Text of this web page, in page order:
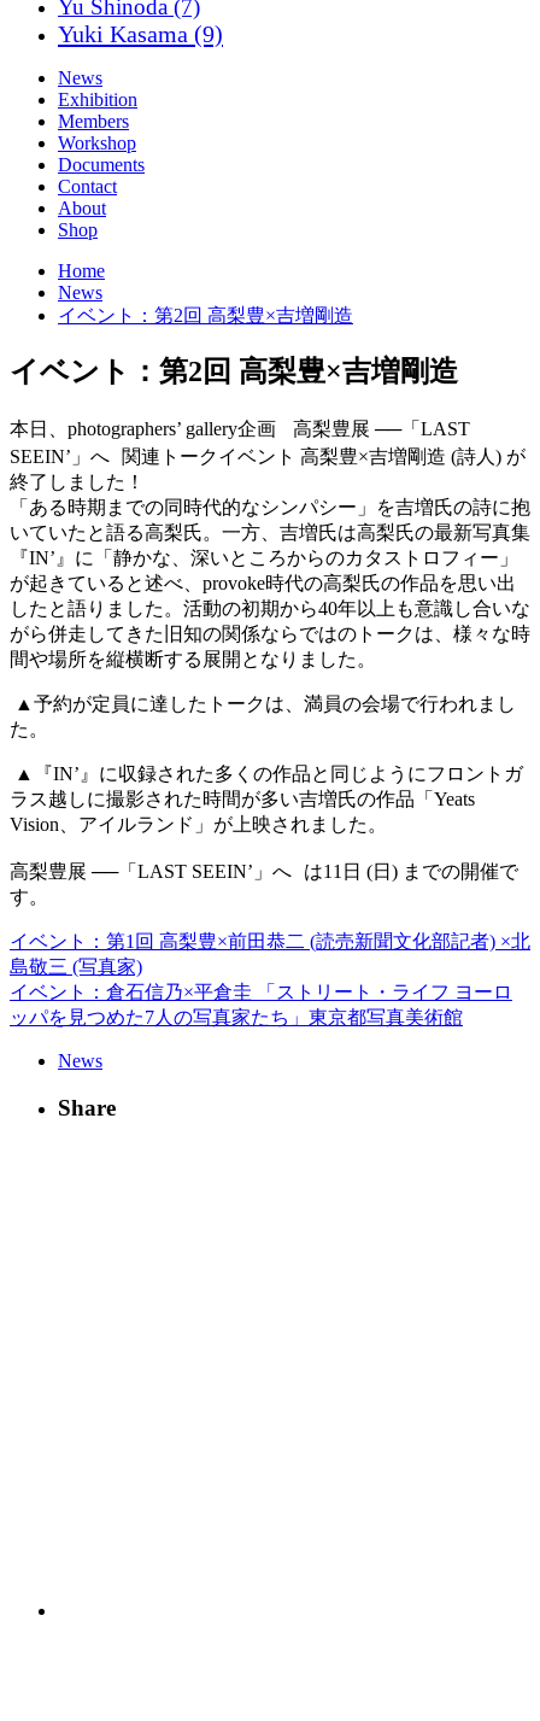
Yu Shinoda (7)
Yuki Kasama (9)
News
Exhibition
Members
Workshop
Documents
Contact
About
Shop
Home
News
イベント：第2回 高梨豊×吉増剛造
イベント：第2回 高梨豊×吉増剛造
本日、photographers’ gallery企画 高梨豊展 ──「LAST
SEEIN’」へ 関連トークイベント 高梨豊×吉増剛造 (詩人) が
終了しました！
「ある時期までの同時代的なシンパシー」を吉増氏の詩に抱
いていたと語る高梨氏。一方、吉増氏は高梨氏の最新写真集
『IN’』に「静かな、深いところからのカタストロフィー」
が起きていると述べ、provoke時代の高梨氏の作品を思い出
したと語りました。活動の初期から40年以上も意識し合いな
がら併走してきた旧知の関係ならではのトークは、様々な時
間や場所を縦横断する展開となりました。
▲予約が定員に達したトークは、満員の会場で行われまし
た。
▲『IN’』に収録された多くの作品と同じようにフロントガ
ラス越しに撮影された時間が多い吉増氏の作品「Yeats
Vision、アイルランド」が上映されました。
高梨豊展 ──「LAST SEEIN’」へ は11日 (日) までの開催で
す。
イベント：第1回 高梨豊×前田恭二 (読売新聞文化部記者) ×北
島敬三 (写真家)
イベント：倉石信乃×平倉圭 「ストリート・ライフ ヨーロ
ッパを見つめた7人の写真家たち」東京都写真美術館
News
Share